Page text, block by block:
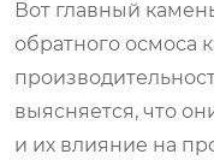
Вот главный
обратного осмоса
выясняется, что
и их влияние на